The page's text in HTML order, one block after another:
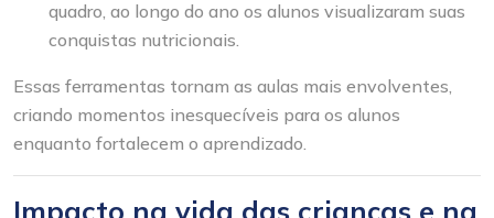
quadro, ao longo do ano os alunos visualizaram suas
conquistas nutricionais.
Essas ferramentas tornam as aulas mais envolventes,
criando momentos inesquecíveis para os alunos
enquanto fortalecem o aprendizado.
Impacto na vida das crianças e na